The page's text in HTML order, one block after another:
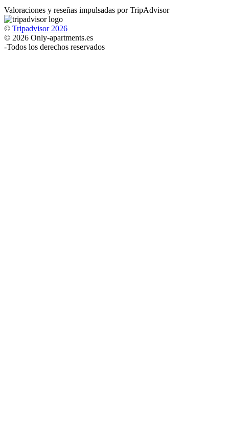
Valoraciones y reseñas impulsadas por TripAdvisor
© Tripadvisor 2026
© 2026 Only-apartments.es
-Todos los derechos reservados